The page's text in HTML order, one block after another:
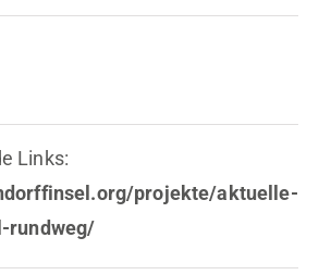
Links:
projekte/aktuelle-
rundweg/